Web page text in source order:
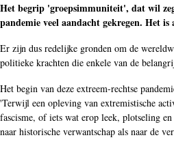
Het begrip 'groepsimmuniteit', dat wil
pandemie veel aandacht gekregen. Het
Er zijn dus redelijke gronden om de
politieke krachten die enkele van de
Het begin van deze extreem-rechtse
'Terwijl een opleving van extremistische
fascisme, of iets wat erop leek, plotseling
naar historische verwantschap als naar de